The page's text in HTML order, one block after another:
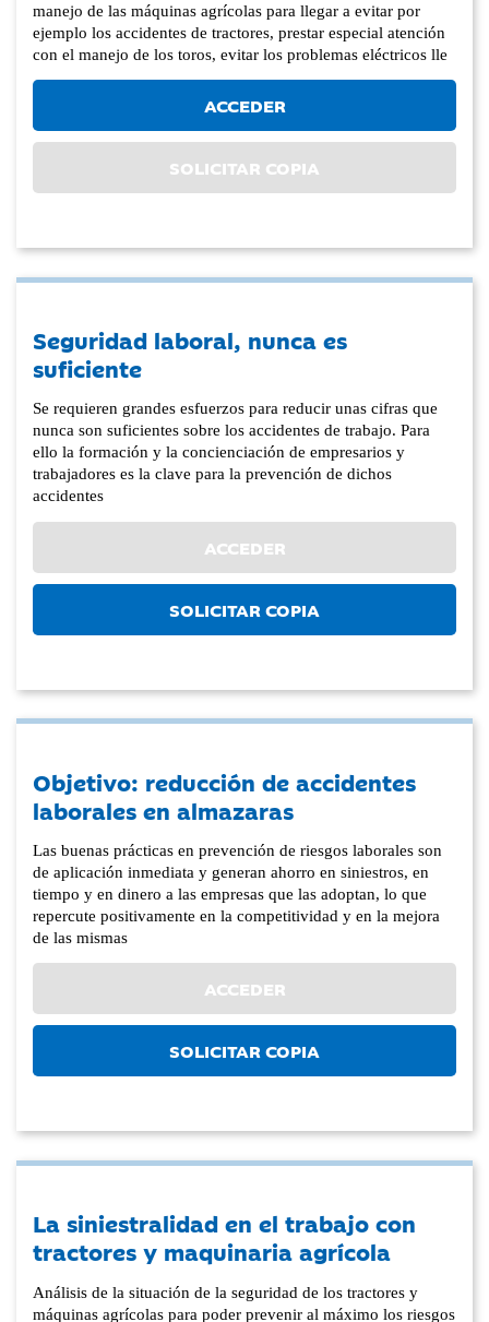
manejo de las máquinas agrícolas para llegar a evitar por
ejemplo los accidentes de tractores, prestar especial atención
con el manejo de los toros, evitar los problemas eléctricos lle
ACCEDER
SOLICITAR COPIA
Seguridad laboral, nunca es
suficiente
Se requieren grandes esfuerzos para reducir unas cifras que
nunca son suficientes sobre los accidentes de trabajo. Para
ello la formación y la concienciación de empresarios y
trabajadores es la clave para la prevención de dichos
accidentes
ACCEDER
SOLICITAR COPIA
Objetivo: reducción de accidentes
laborales en almazaras
Las buenas prácticas en prevención de riesgos laborales son
de aplicación inmediata y generan ahorro en siniestros, en
tiempo y en dinero a las empresas que las adoptan, lo que
repercute positivamente en la competitividad y en la mejora
de las mismas
ACCEDER
SOLICITAR COPIA
La siniestralidad en el trabajo con
tractores y maquinaria agrícola
Análisis de la situación de la seguridad de los tractores y
máquinas agrícolas para poder prevenir al máximo los riesgos